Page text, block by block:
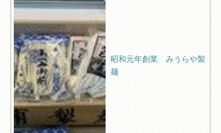
昭和元年創業 みうらや製
麺